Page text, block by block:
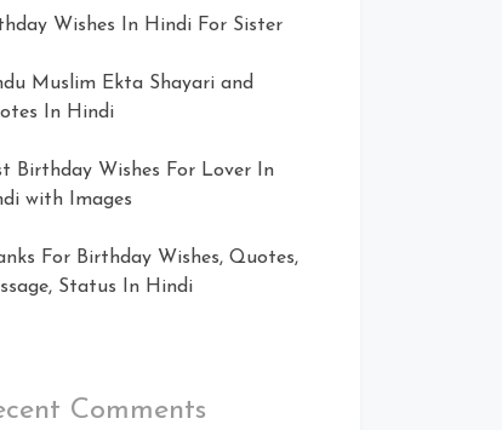
Wishes In Hindi For Sister
Muslim Ekta Shayari and
In Hindi
Birthday Wishes For Lover In
with Images
For Birthday Wishes, Quotes,
Status In Hindi
Comments